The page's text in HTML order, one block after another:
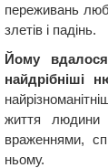
переживань
злетів і падінь.
Йому
найдрібніші
життя
враженнями,
ньому.